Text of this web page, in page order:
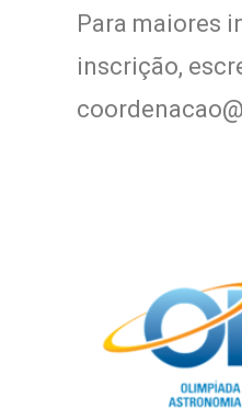
Para maiores
inscrição,